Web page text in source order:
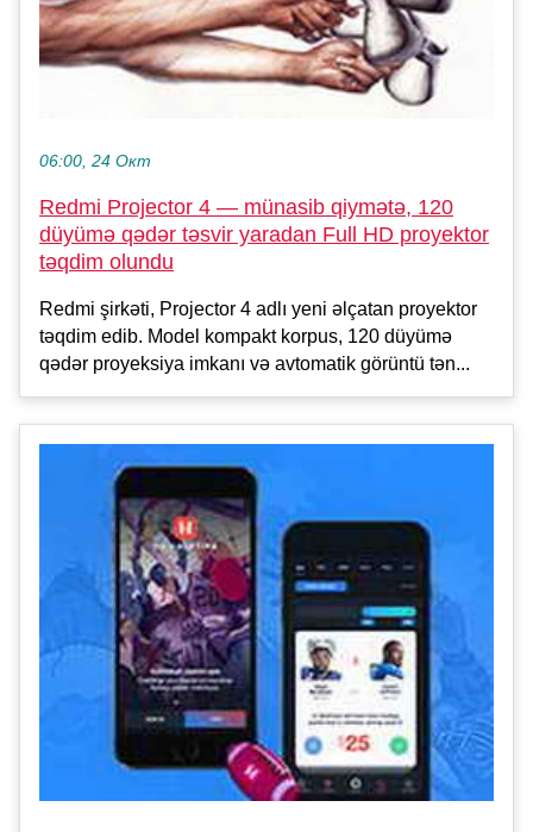
06:00, 24 Окт
Redmi Projector 4 — münasib qiymətə, 120
düyümə qədər təsvir yaradan Full HD proyektor
təqdim olundu
Redmi şirkəti, Projector 4 adlı yeni əlçatan proyektor
təqdim edib. Model kompakt korpus, 120 düyümə
qədər proyeksiya imkanı və avtomatik görüntü tən...